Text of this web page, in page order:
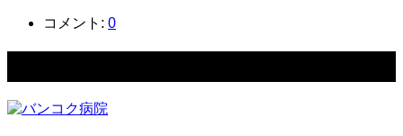
コメント: 0